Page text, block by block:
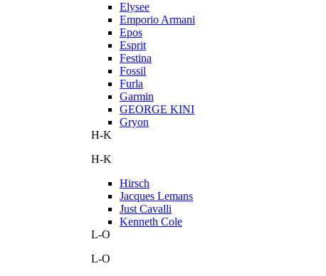
Elysee
Emporio Armani
Epos
Esprit
Festina
Fossil
Furla
Garmin
GEORGE KINI
Gryon
H-K
H-K
Hirsch
Jacques Lemans
Just Cavalli
Kenneth Cole
L-O
L-O